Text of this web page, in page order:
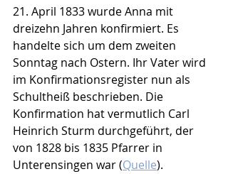
21. April 1833 wurde Anna mit
dreizehn Jahren konfirmiert. Es
handelte sich um dem zweiten
Sonntag nach Ostern. Ihr Vater wird
im Konfirmationsregister nun als
Schultheiß beschrieben. Die
Konfirmation hat vermutlich Carl
Heinrich Sturm durchgeführt, der
von 1828 bis 1835 Pfarrer in
Unterensingen war (Quelle).